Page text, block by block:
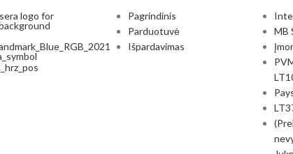
Pagrindinis
Parduotuvė
Išpardavimas
MB